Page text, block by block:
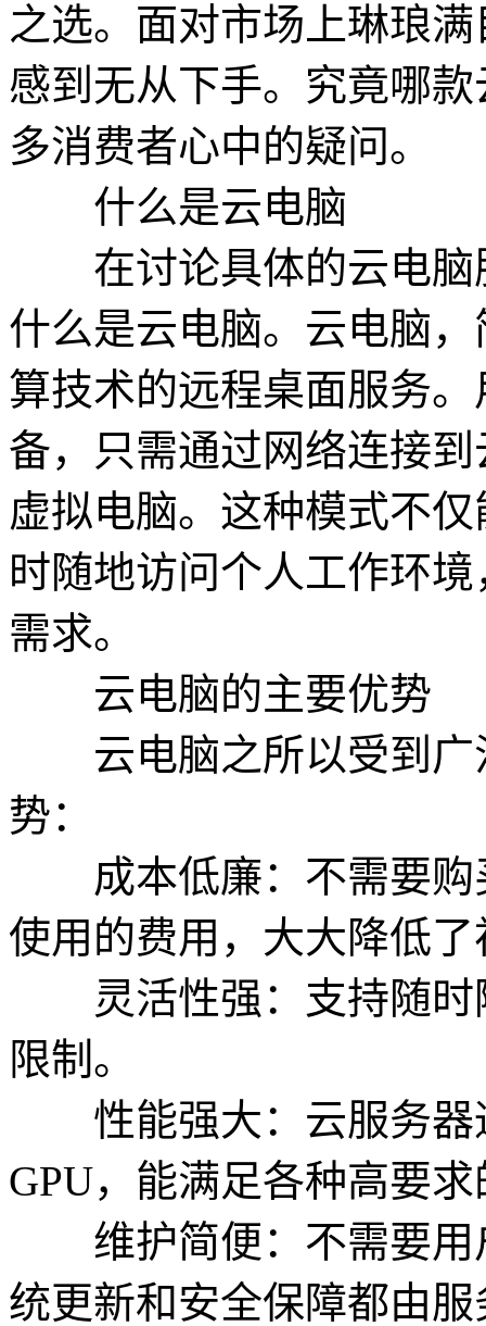
之选。面对市场上琳琅
感到无从下手。究竟哪
多消费者心中的疑问。
什么是云电脑
在讨论具体的云电脑
什么是云电脑。云电脑
算技术的远程桌面服务
备，只需通过网络连接
虚拟电脑。这种模式不
时随地访问个人工作环
需求。
云电脑的主要优势
云电脑之所以受到广
势：
成本低廉：不需要购
使用的费用，大大降低
灵活性强：支持随时
限制。
性能强大：云服务器
GPU，能满足各种高要
维护简便：不需要用
统更新和安全保障都由